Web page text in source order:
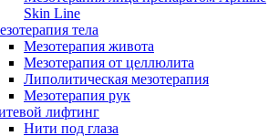
Skin Line
тела
Мезотерапия живота
Мезотерапия от целлюлита
Липолитическая мезотерапия
Мезотерапия рук
лифтинг
Нити под глаза